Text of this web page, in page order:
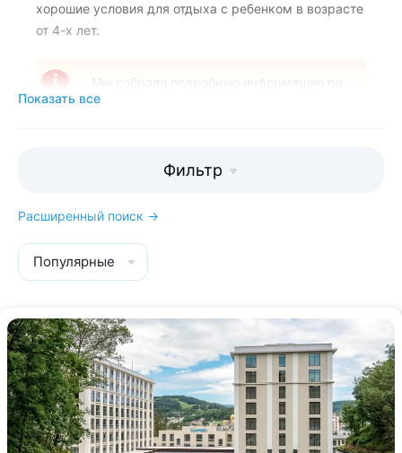
хорошие условия для отдыха с ребенком в возрасте
от 4-х лет.
Мы собрали подробную информацию по
каждой здравнице, чтобы вы могли
Показать все
Фильтр
Расширенный поиск →
Популярные